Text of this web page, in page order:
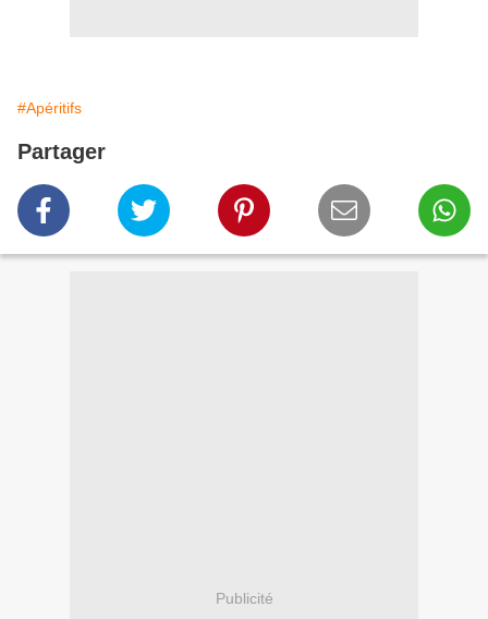
#Apéritifs
Partager
Publicité